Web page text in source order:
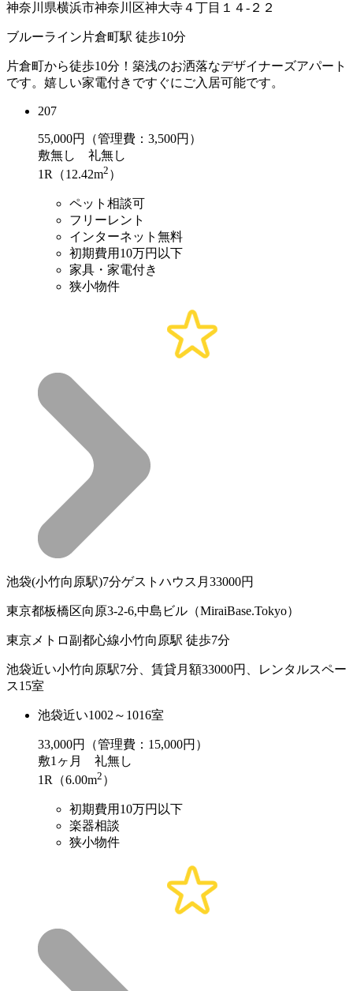
神奈川県横浜市神奈川区神大寺４丁目１４-２２
ブルーライン片倉町駅 徒歩10分
片倉町から徒歩10分！築浅のお洒落なデザイナーズアパート
です。嬉しい家電付きですぐにご入居可能です。
207
55,000円（管理費：3,500円）
敷無し 礼無し
1R（12.42m2 ）
ペット相談可
フリーレント
インターネット無料
初期費用10万円以下
家具・家電付き
狭小物件
池袋(小竹向原駅)7分ゲストハウス月33000円
東京都板橋区向原3-2-6,中島ビル（MiraiBase.Tokyo）
東京メトロ副都心線小竹向原駅 徒歩7分
池袋近い小竹向原駅7分、賃貸月額33000円、レンタルスペー
ス15室
池袋近い1002～1016室
33,000円（管理費：15,000円）
敷1ヶ月 礼無し
1R（6.00m2 ）
初期費用10万円以下
楽器相談
狭小物件